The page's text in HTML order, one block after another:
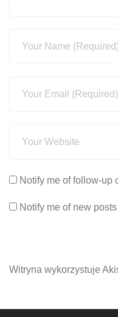
Notify me of follow-up
Notify me of new
Witryna wykorzystuje